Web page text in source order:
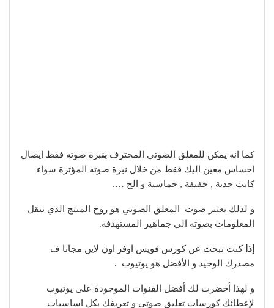
كما انه يمكن للمعلق الصوتي المحترف بنبرة صوته فقط ايصال
احساس معين اليك فقط من خلال نبرة صوته المؤثرة سواء
كانت جدية , خفيفة , حماسية و الخ ….
و لذلك يعتبر صوت المعلق الصوتي هو روح المنتج الذي ينقل
المعلومات بصوته الي جماهير المستهدفة.
إذاكنت تبحث عن كورس فويس اوفر اون لاين مجانا ف
مصدرك الوحيد و الأفضل هو يوتيوب .
و لهذا أحضرت لك أفضل القنوات الموجودة على يوتيوب
لإعطائك كورسات تعليق صوتي و تعريفك بكل اساسيات